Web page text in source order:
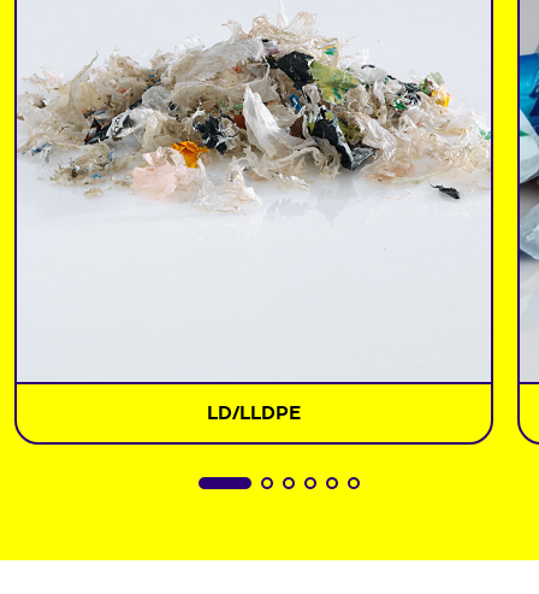
LD/LLDPE